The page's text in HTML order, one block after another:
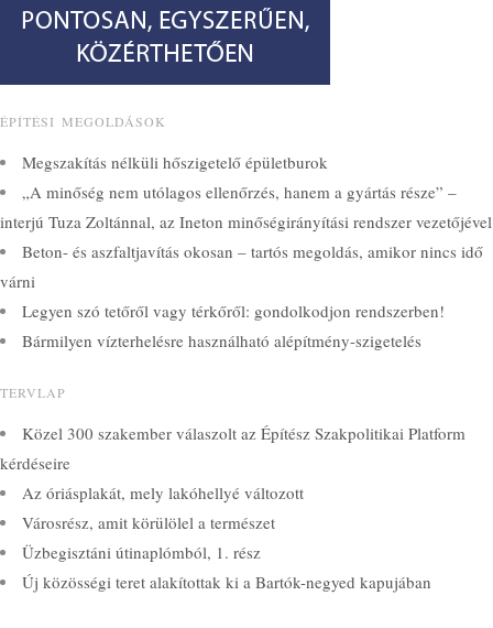
ÉPÍTÉSI MEGOLDÁSOK
Megszakítás nélküli hőszigetelő épületburok
„A minőség nem utólagos ellenőrzés, hanem a gyártás része” –
interjú Tuza Zoltánnal, az Ineton minőségirányítási rendszer vezetőjével
Beton- és aszfaltjavítás okosan – tartós megoldás, amikor nincs idő
várni
Legyen szó tetőről vagy térkőről: gondolkodjon rendszerben!
Bármilyen vízterhelésre használható alépítmény-szigetelés
TERVLAP
Közel 300 szakember válaszolt az Építész Szakpolitikai Platform
kérdéseire
Az óriásplakát, mely lakóhellyé változott
Városrész, amit körülölel a természet
Üzbegisztáni útinaplómból, 1. rész
Új közösségi teret alakítottak ki a Bartók-negyed kapujában